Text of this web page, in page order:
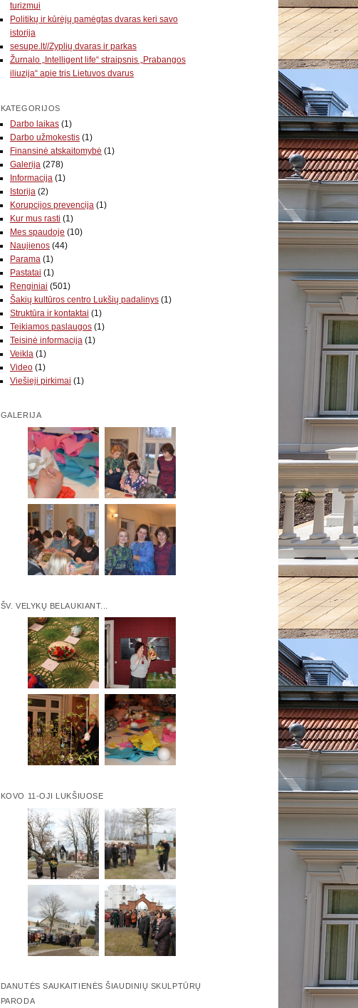
turizmui
Politikų ir kūrėjų pamėgtas dvaras keri savo
istorija
sesupe.lt//Zyplių dvaras ir parkas
Žurnalo „Intelligent life“ straipsnis „Prabangos
iliuzija“ apie tris Lietuvos dvarus
KATEGORIJOS
Darbo laikas(1)
Darbo užmokestis(1)
Finansinė atskaitomybė (1)
Galerija (278)
Informacija (1)
Istorija (2)
Korupcijos prevencija (1)
Kur mus rasti (1)
Mes spaudoje (10)
Naujienos(44)
Parama (1)
Pastatai (1)
Renginiai (501)
Šakių kultūros centro Lukšių padalinys(1)
Struktūra ir kontaktai (1)
Teikiamos paslaugos(1)
Teisinė informacija (1)
Veikla (1)
Video(1)
Viešieji pirkimai (1)
GALERIJA
ŠV. VELYKŲ BELAUKIANT...
KOVO 11-OJI LUKŠIUOSE
DANUTĖS SAUKAITIENĖS ŠIAUDINIŲ SKULPTŪRŲ
PARODA